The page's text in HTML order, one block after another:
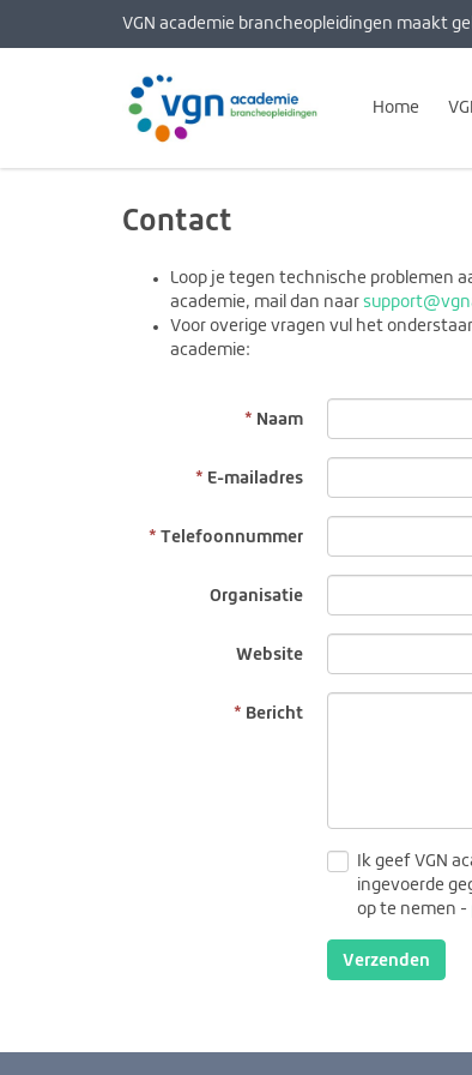
VGN academie brancheopleidingen maakt
Home
Contact
Loop je tegen technische problemen
academie, mail dan naar
Voor overige vragen vul het
academie:
Naam
E-mailadres
Telefoonnummer
Organisatie
Website
Bericht
Ik geef VGN
ingevoerde
op te nemen -
Verzenden